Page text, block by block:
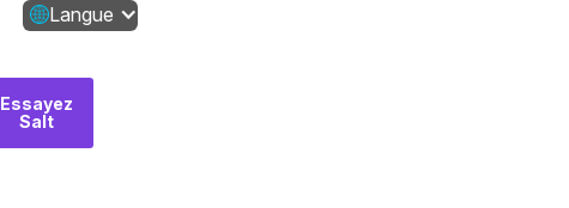
Langue
Essayez
Salt